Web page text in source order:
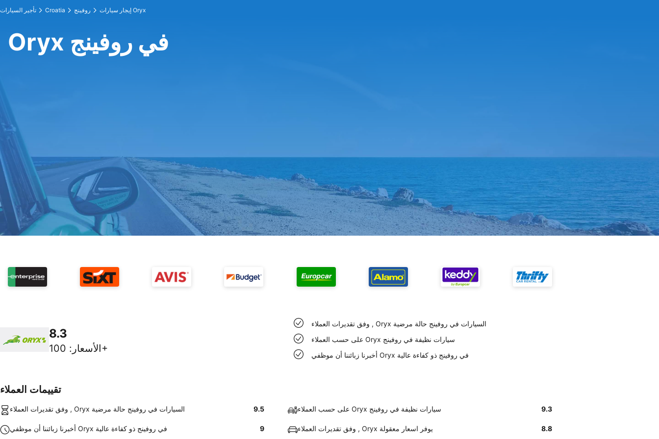
تأجير السيارات Croatia روفينج إيجار سيارات Oryx
Oryx في روفينج
8.3
الأسعار : 100+
وفق تقديرات العملاء , Oryx السيارات في روفينج حالة مرضية
على حسب العملاء Oryx سيارات نظيفة في روفينج
أخبرنا زبائننا أن موظفي Oryx في روفينج ذو كفاءة عالية
تقييمات العملاء
وفق تقديرات العملاء , Oryx السيارات في روفينج حالة مرضية 9.5 على حسب العملاء Oryx سيارات نظيفة في روفينج 9.3
أخبرنا زبائننا أن موظفي Oryx في روفينج ذو كفاءة عالية 9 وفق تقديرات العملاء , Oryx يوفر اسعار معقولة 8.8